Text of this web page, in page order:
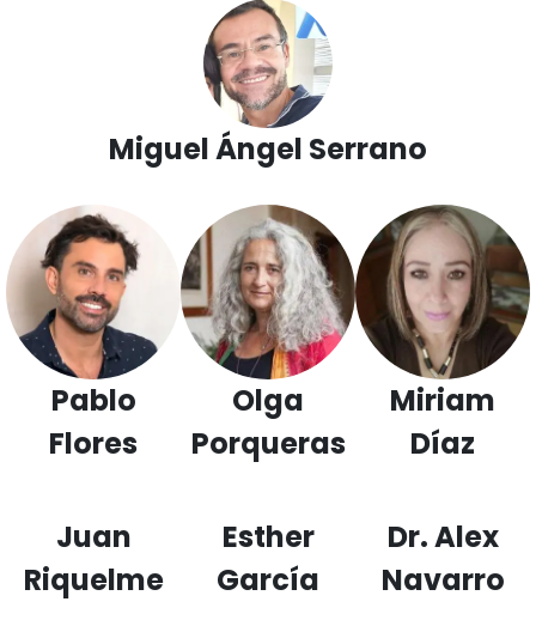
Miguel Ángel Serrano
Pablo
Flores
Olga
Porqueras
Miriam
Díaz
Juan
Riquelme
Esther
García
Dr. Alex
Navarro